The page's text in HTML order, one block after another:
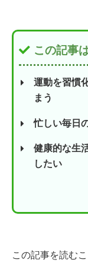
この記事
運動を習慣
まう
忙しい毎日
健康的な生
したい
この記事を読む